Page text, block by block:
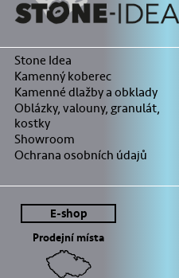
Stone Idea
Kamenný koberec
Kamenné dlažby a obklady
Oblázky, valouny, granulát,
kostky
Showroom
Ochrana osobních údajů
E-shop
Prodejní místa